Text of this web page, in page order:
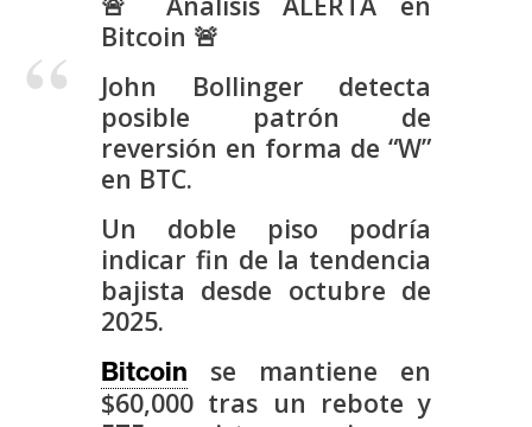
e
m
Bitcoin 🚨
John Bollinger detecta
posible patrón de
reversión en forma de “W”
en BTC.
Un doble piso podría
indicar fin de la tendencia
bajista desde octubre de
2025.
Bitcoin se mantiene en
$60,000 tras un rebote y